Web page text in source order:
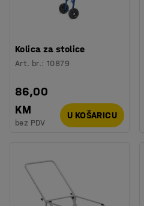
Kolica za stolice
Art. br.:10879
86,00
KM
bez PDV
U KOŠARICU